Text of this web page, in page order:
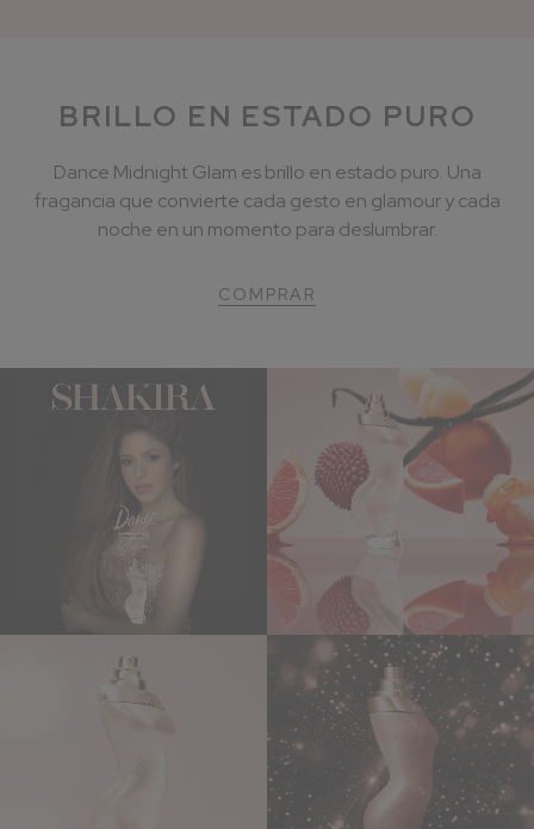
BRILLO EN ESTADO PURO
Dance Midnight Glam es brillo en estado puro. Una
fragancia que convierte cada gesto en glamour y cada
noche en un momento para deslumbrar.
COMPRAR